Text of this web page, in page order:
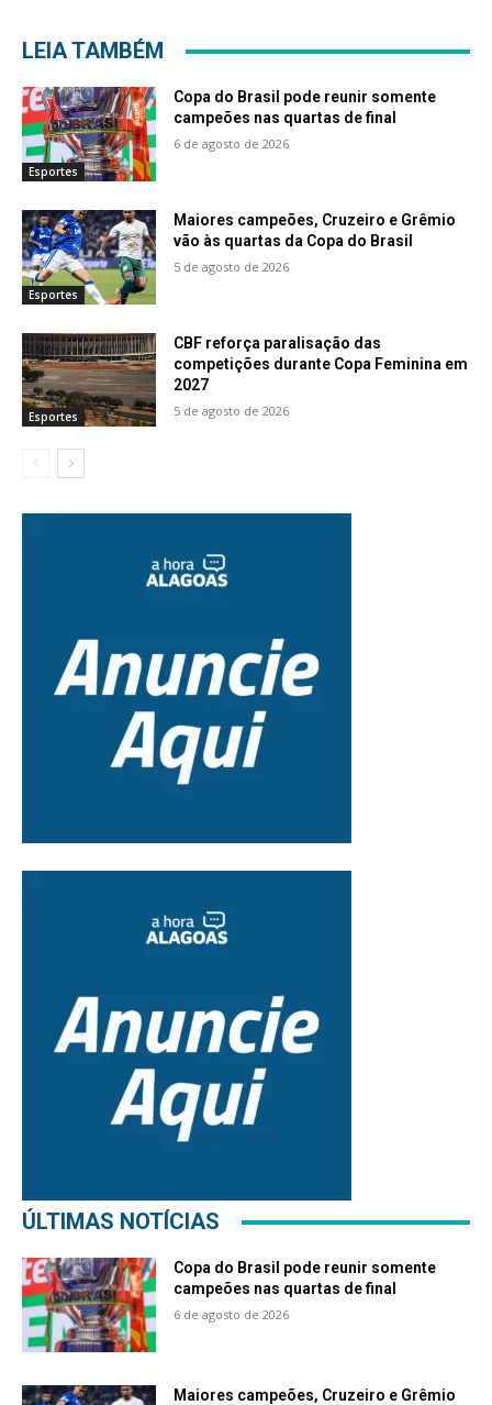
LEIA TAMBÉM
Esportes
Copa do Brasil pode reunir somente
campeões nas quartas de final
6 de agosto de 2026
Esportes
Maiores campeões, Cruzeiro e Grêmio
vão às quartas da Copa do Brasil
5 de agosto de 2026
Esportes
CBF reforça paralisação das
competições durante Copa Feminina em
2027
5 de agosto de 2026
ÚLTIMAS NOTÍCIAS
Copa do Brasil pode reunir somente
campeões nas quartas de final
6 de agosto de 2026
Maiores campeões, Cruzeiro e Grêmio